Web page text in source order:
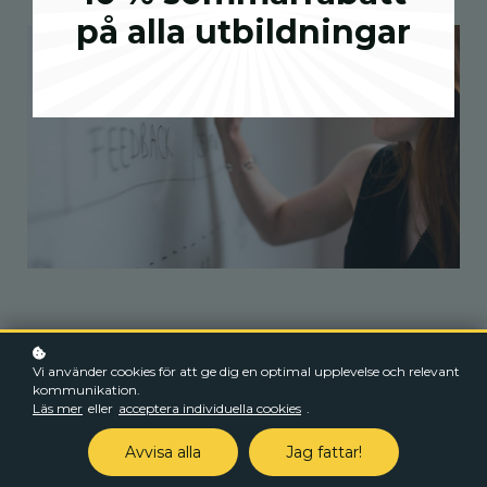
på alla utbildningar
Vi använder cookies för att ge dig en optimal upplevelse och relevant
kommunikation.
Läs mer eller acceptera individuella cookies .
Avvisa alla Jag fattar!